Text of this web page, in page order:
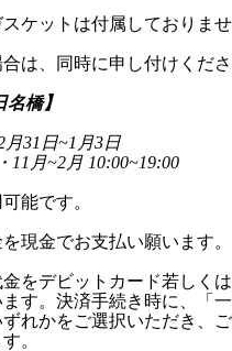
ケットは付属しておりませ
は、同時に申し付けくださ
橋】
31日~1月3日
11月~2月 10:00~19:00
能です。
現金でお支払い願います。
をデビットカード若しくは
す。決済手続き時に、「一
れかをご選択いただき、ご
。